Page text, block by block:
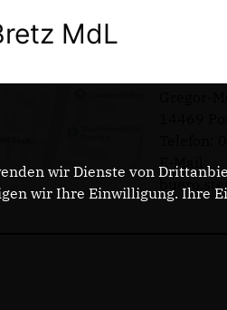
MdL
E-Mail:
wir Dienste von
wir Ihre Einwilligung. Ihre